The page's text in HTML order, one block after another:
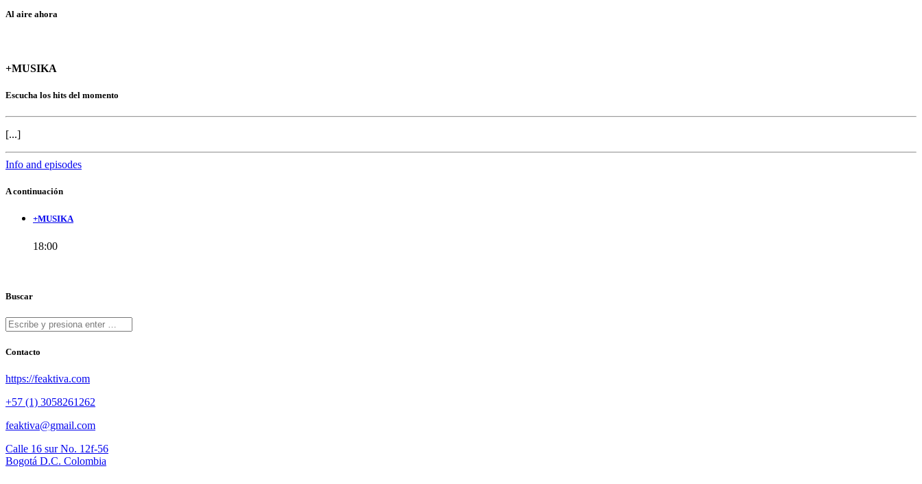
Al aire ahora
+MUSIKA
Escucha los hits del momento
[...]
Info and episodes
A continuación
+MUSIKA
18:00
Buscar
Contacto
https://feaktiva.com
+57 (1) 3058261262
feaktiva@gmail.com
Calle 16 sur No. 12f-56
Bogotá D.C. Colombia